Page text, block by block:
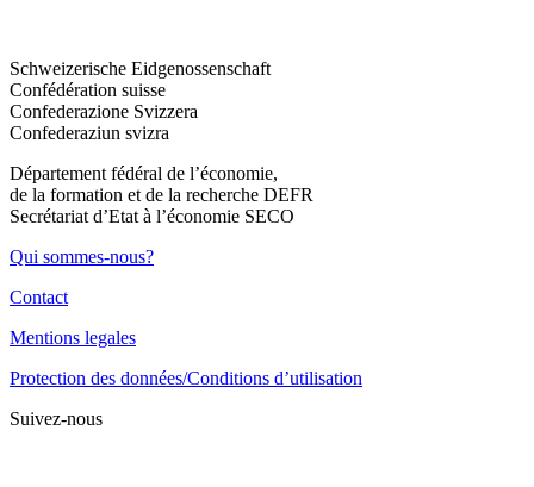
Schweizerische Eidgenossenschaft
Confédération suisse
Confederazione Svizzera
Confederaziun svizra
Département fédéral de l’économie,
de la formation et de la recherche DEFR
Secrétariat d’Etat à l’économie SECO
Qui sommes-nous?
Contact
Mentions legales
Protection des données/Conditions d’utilisation
Suivez-nous